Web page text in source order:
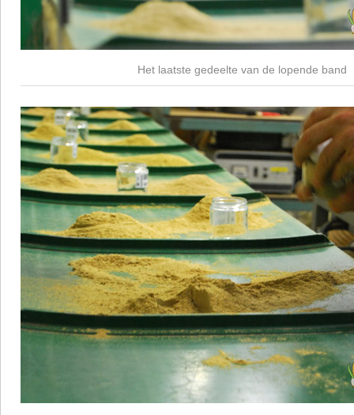
Het laatste gedeelte van de lopende band